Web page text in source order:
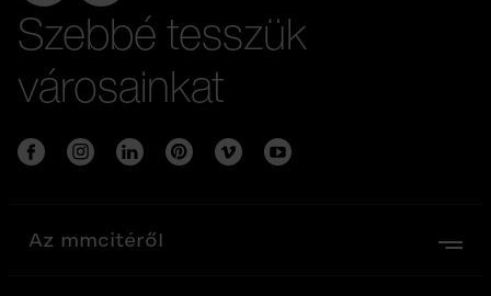
Szebbé tesszük
városainkat
Az mmcitéről